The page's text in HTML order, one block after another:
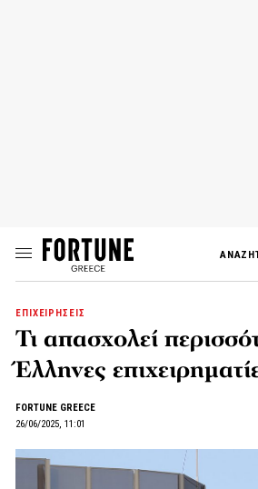
ΕΠΙΧΕΙΡΗΣΕΙΣ
Τι απασχολεί
Έλληνες
FORTUNE GREECE
26/06/2025, 11:01